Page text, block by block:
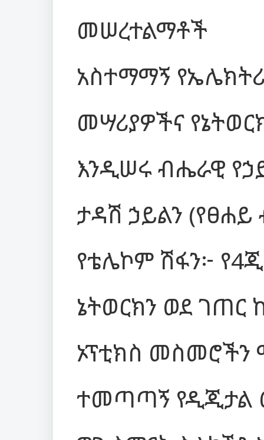
መሠረተልማቶች
አስተማማኝ
መሣሪያዎችና
እንዲሠሩ ብሔራዊ
ታዳሽ ኃይልን
የቴሌኮም ሽፋን፦ የ4ጂ
ኔትወርክን ወደ ገጠር
ኦፕቲክስ መስመሮችን
ተመጣጣኝ የዲጂታል